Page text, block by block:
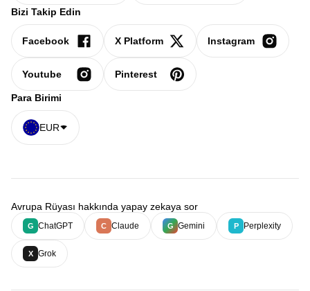
Bizi Takip Edin
Facebook X Platform Instagram
Youtube Pinterest
Para Birimi
EUR
Avrupa Rüyası hakkında yapay zekaya sor
G ChatGPT C Claude G Gemini P Perplexity
X Grok